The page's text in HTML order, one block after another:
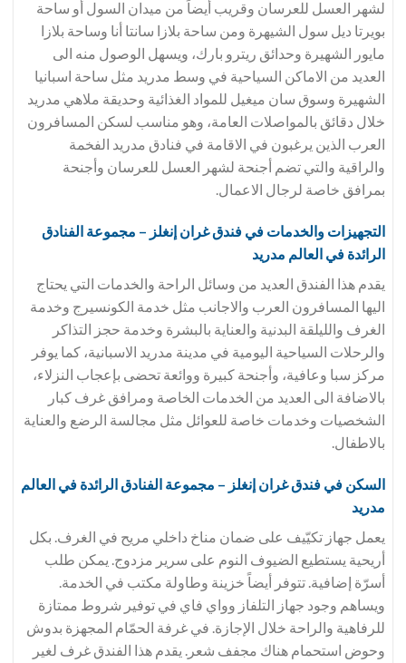
لشهر العسل للعرسان وقريب أيضاً من ميدان السول أو ساحة
بويرتا ديل سول الشيهرة ومن ساحة بلازا سانتا أنا وساحة بلازا
مايور الشهيرة وحدائق ريترو بارك، ويسهل الوصول منه الى
العديد من الاماكن السياحية في وسط مدريد مثل ساحة اسبانيا
الشهيرة وسوق سان ميغيل للمواد الغذائية وحديقة ملاهي مدريد
خلال دقائق بالمواصلات العامة، وهو مناسب لسكن المسافرون
العرب الذين يرغبون في الاقامة في فنادق مدريد الفخمة
والراقية والتي تضم أجنحة لشهر العسل للعرسان وأجنحة
بمرافق خاصة لرجال الاعمال.
التجهيزات والخدمات في فندقغران إنغلز – مجموعة الفنادق
الرائدة في العالم مدريد
يقدم هذا الفندق العديد من وسائل الراحة والخدمات التي يحتاج
اليها المسافرون العرب والاجانب مثل خدمة الكونسيرج وخدمة
الغرف والليلقة البدنية والعناية بالبشرة وخدمة حجز التذاكر
والرحلات السياحية اليومية في مدينة مدريد الاسبانية، كما يوفر
مركز سبا وعافية، وأجنحة كبيرة ووائعة تحضى بإعجاب النزلاء،
بالاضافة الى العديد من الخدمات الخاصة ومرافق غرف كبار
الشخصيات وخدمات خاصة للعوائل مثل مجالسة الرضع والعناية
بالاطفال.
السكن في فندقغران إنغلز – مجموعة الفنادق الرائدة في العالم
مدريد
يعمل جهاز تكيّيف على ضمان مناخ داخلي مريح في الغرف. بكل
أريحية يستطيع الضيوف النوم على سرير مزدوج. يمكن طلب
أسرّة إضافية. تتوفر أيضاً خزينة وطاولة مكتب في الخدمة.
ويساهم وجود جهاز التلفاز وواي فاي في توفير شروط ممتازة
للرفاهية والراحة خلال الإجازة. في غرفة الحمّام المجهزة بدوش
وحوض استحمام هناك مجفف شعر. يقدم هذا الفندق غرف لغير